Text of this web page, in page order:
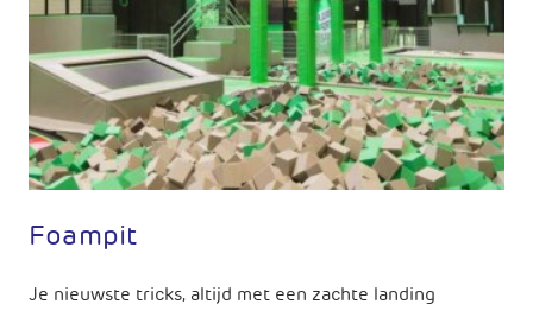
Foampit
Je nieuwste tricks, altijd met een zachte landing